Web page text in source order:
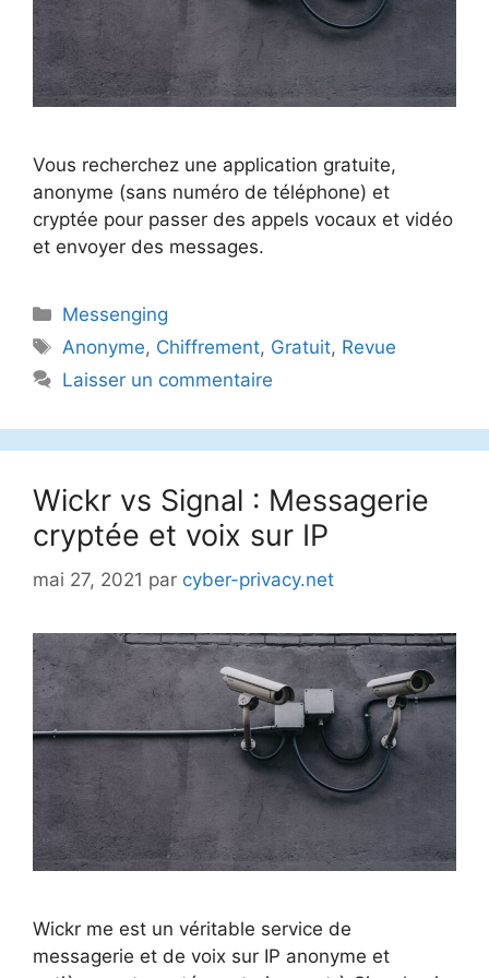
Vous recherchez une application gratuite,
anonyme (sans numéro de téléphone) et
cryptée pour passer des appels vocaux et vidéo
et envoyer des messages.
Catégories
Messenging
Étiquettes
Anonyme, Chiffrement, Gratuit, Revue
Laisser un commentaire
Wickr vs Signal : Messagerie
cryptée et voix sur IP
mai 27, 2021 par cyber-privacy.net
Wickr me est un véritable service de
messagerie et de voix sur IP anonyme et